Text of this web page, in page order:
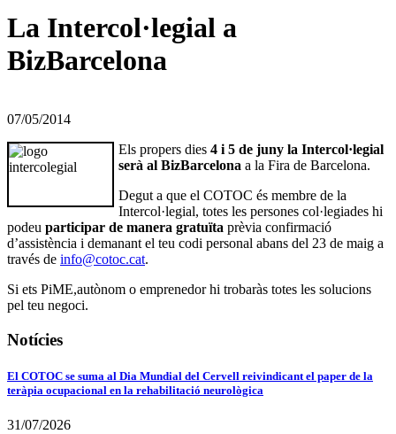
La Intercol·legial a
BizBarcelona
07/05/2014
Els propers dies 4 i 5 de juny la Intercol·legial
serà al BizBarcelona a la Fira de Barcelona.
Degut a que el COTOC és membre de la
Intercol·legial, totes les persones col·legiades hi
podeu participar de manera gratuïta prèvia confirmació
d’assistència i demanant el teu codi personal abans del 23 de maig a
través de info@cotoc.cat.
Si ets PiME,autònom o emprenedor hi trobaràs totes les solucions
pel teu negoci.
Notícies
El COTOC se suma al Dia Mundial del Cervell reivindicant el paper de la
teràpia ocupacional en la rehabilitació neurològica
31/07/2026